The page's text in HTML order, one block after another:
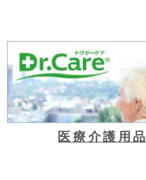
医療介護用品